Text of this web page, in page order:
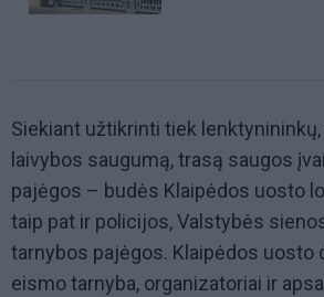
Siekiant užtikrinti tiek
laivybos saugumą, trasą saugos
pajėgos – budės Klaipėdos uosto
taip pat ir policijos, Valstybės
tarnybos pajėgos. Klaipėdos uosto
eismo tarnyba, organizatoriai ir